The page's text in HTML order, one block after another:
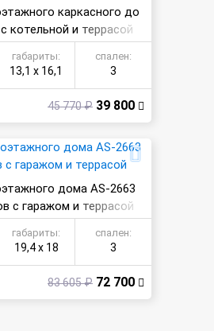
каркасного до
котельной и террасой
габариты:
13,1 х 16,1
спален:
3
45 770 ₽ 39 800
дома AS-2663
с гаражом и террасой
габариты:
19,4 х 18
спален:
3
83 605 ₽ 72 700